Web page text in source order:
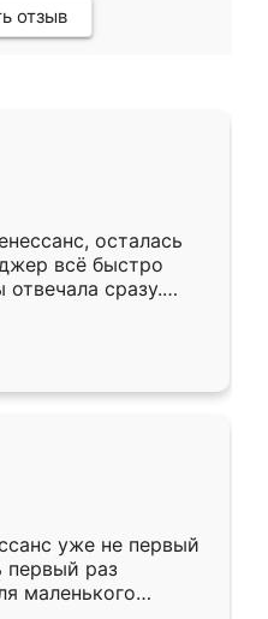
отзыв
осталась
всё быстро
сразу.
подошёл к
Собрали
аккуратно, даже
уже не первый
первый раз
маленького